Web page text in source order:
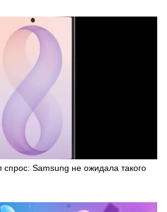
Samsung не ожидала такого